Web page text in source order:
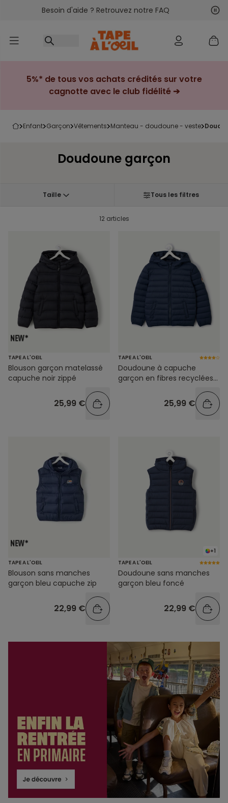
Accéder au contenu
Besoin d'aide ? Retrouvez notre FAQ
5%* de tous vos achats crédités sur votre
cagnotte avec le club fidélité ➔
enfant garçon vêtements manteau - doudoune - veste
Doudoune garçon
Taille Tous les filtres
12 articles
TAPE A L'OEIL
Blouson garçon matelassé
capuche noir zippé
25,99 €
TAPE A L'OEIL
Doudoune à capuche
garçon en fibres recyclées
25,99 €
TAPE A L'OEIL
Blouson sans manches
garçon bleu capuche zip
22,99 €
+1
TAPE A L'OEIL
Doudoune sans manches
garçon bleu foncé
22,99 €